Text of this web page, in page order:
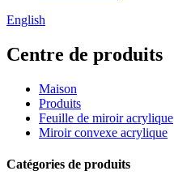
English
Centre de produits
Maison
Produits
Feuille de miroir acrylique
Miroir convexe acrylique
Catégories de produits